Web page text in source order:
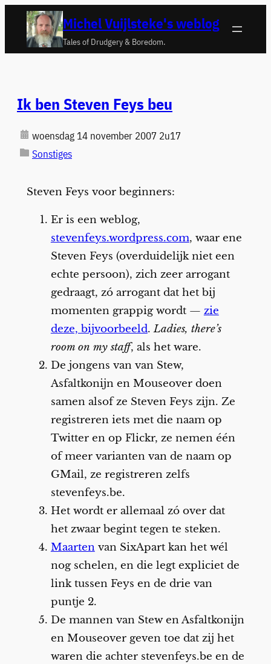
naar
Michel Vuijlsteke's weblog
Tales of Drudgery & Boredom.
Ik ben Steven Feys beu
woensdag 14 november 2007 2u17
Sonstiges
Steven Feys voor beginners:
Er is een weblog,
stevenfeys.wordpress.com, waar ene
Steven Feys (overduidelijk niet een
echte persoon), zich zeer arrogant
gedraagt, zó arrogant dat het bij
momenten grappig wordt — zie
deze, bijvoorbeeld.Ladies, there’s
room on my staff, als het ware.
De jongens van van Stew,
Asfaltkonijn en Mouseover doen
samen alsof ze Steven Feys zijn. Ze
registreren iets met die naam op
Twitter en op Flickr, ze nemen één
of meer varianten van de naam op
GMail, ze registreren zelfs
stevenfeys.be.
Het wordt er allemaal zó over dat
het zwaar begint tegen te steken.
Maartenvan SixApart kan het wél
nog schelen, en die legt expliciet de
link tussen Feys en de drie van
puntje 2.
De mannen van Stew en Asfaltkonijn
en Mouseover geven toe dat zij het
waren die achter stevenfeys.be en de